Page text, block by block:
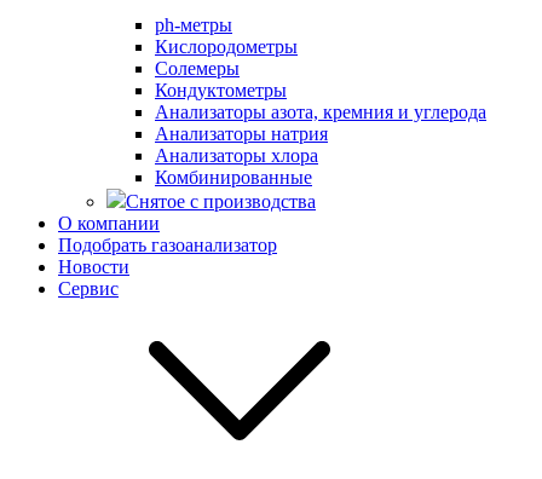
ph-метры
Кислородометры
Солемеры
Кондуктометры
Анализаторы азота, кремния и углерода
Анализаторы натрия
Анализаторы хлора
Комбинированные
Снятое с производства
О компании
Подобрать газоанализатор
Новости
Сервис